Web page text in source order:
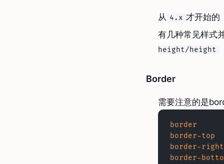
从 4.x 才开始的
有几种常见样式
height/height
Border
需要注意的是
border
border-top
border-right
border-